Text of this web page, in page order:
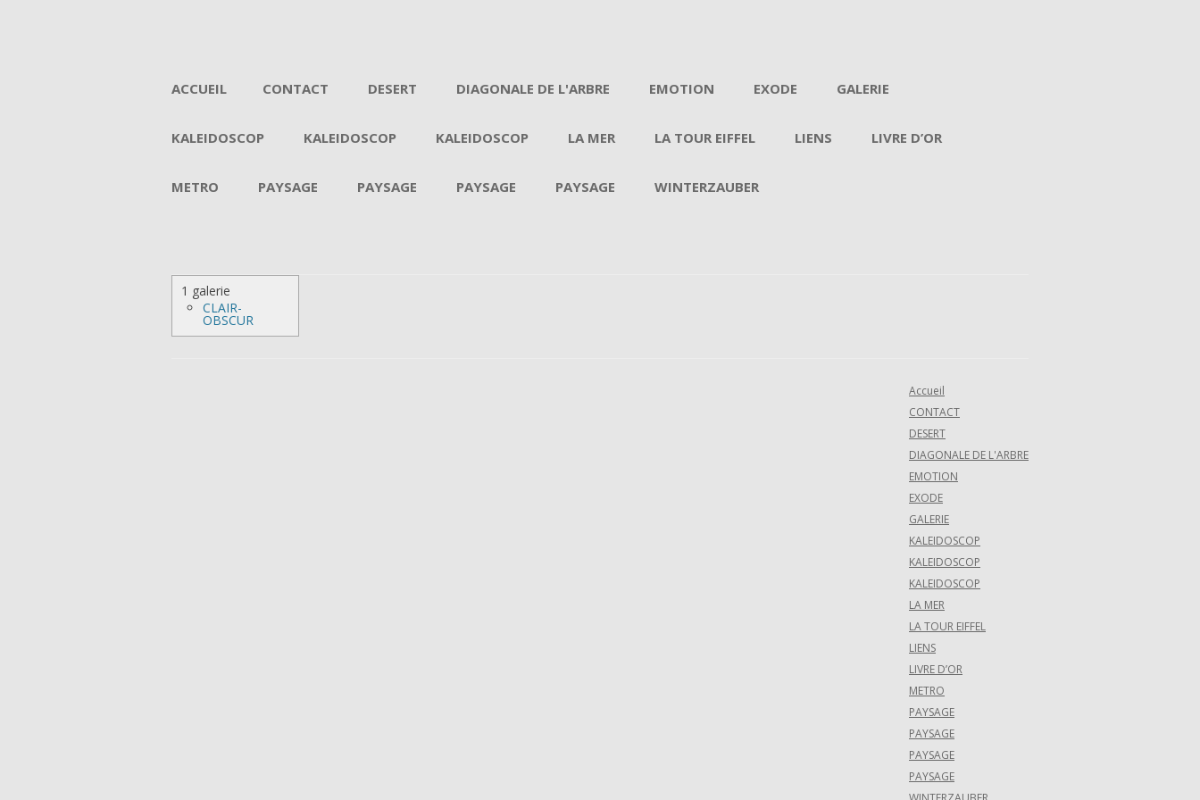
ACCUEIL CONTACT DESERT DIAGONALE DE L'ARBRE EMOTION EXODE GALERIE
KALEIDOSCOP KALEIDOSCOP KALEIDOSCOP LA MER LA TOUR EIFFEL LIENS LIVRE D’OR
METRO PAYSAGE PAYSAGE PAYSAGE PAYSAGE WINTERZAUBER
1 galerie
CLAIR-
OBSCUR
Accueil
CONTACT
DESERT
DIAGONALE DE L'ARBRE
EMOTION
EXODE
GALERIE
KALEIDOSCOP
KALEIDOSCOP
KALEIDOSCOP
LA MER
LA TOUR EIFFEL
LIENS
LIVRE D’OR
METRO
PAYSAGE
PAYSAGE
PAYSAGE
PAYSAGE